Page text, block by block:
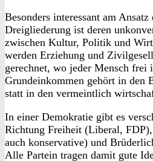
Besonders interessant am Ansatz
Dreigliederung ist deren
zwischen Kultur, Politik und
werden Erziehung und
gerechnet, wo jeder Mensch frei
Grundeinkommen gehört in den
statt in den vermeintlich
In einer Demokratie gibt es
Richtung Freiheit (Liberal,
auch konservative) und
Alle Partein tragen damit gute